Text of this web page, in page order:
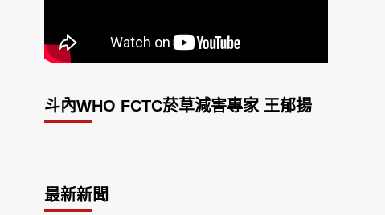
斗內WHO FCTC菸草減害專家 王郁揚
最新新聞